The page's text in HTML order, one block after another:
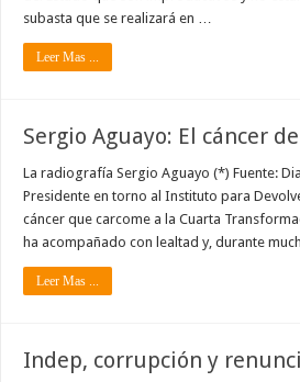
subasta que se realizará en …
Leer Mas ...
Sergio Aguayo: El cáncer
La radiografía Sergio Aguayo (*) Fuente:
Presidente en torno al Instituto para
cáncer que carcome a la Cuarta
ha acompañado con lealtad y, durante
Leer Mas ...
Indep, corrupción y